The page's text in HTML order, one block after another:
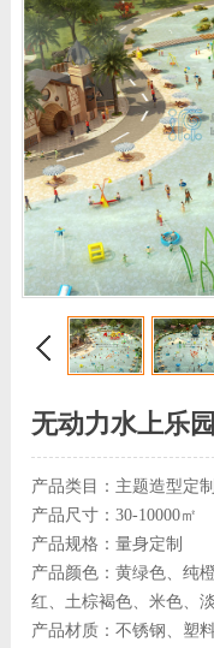
无动力水上乐
产品类目：主题造型定制
产品尺寸：30-10000㎡
产品规格：量身定制
产品颜色：黄绿色、纯
红、土棕褐色、米色、
产品材质：不锈钢、塑